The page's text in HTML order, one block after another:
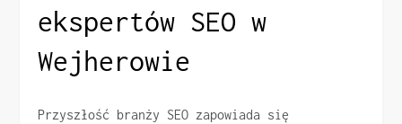
ekspertów SEO w
Wejherowie
Przyszłość branży SEO zapowiada się